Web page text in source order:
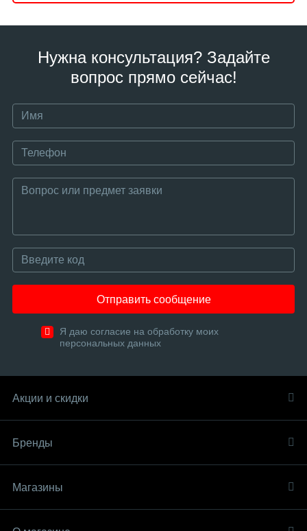
Нужна консультация? Задайте
вопрос прямо сейчас!
Отправить сообщение
Я даю согласие на обработку моих
персональных данных
Акции и скидки
Бренды
Магазины